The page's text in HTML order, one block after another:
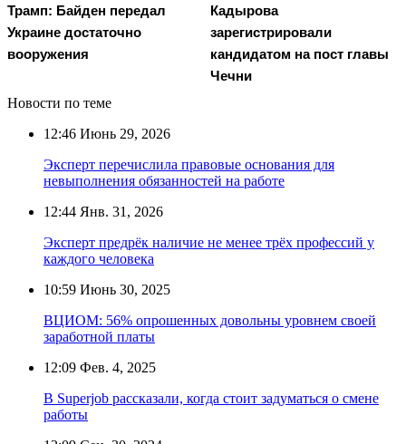
Трамп: Байден передал
Украине достаточно
вооружения
Кадырова
зарегистрировали
кандидатом на пост главы
Чечни
Новости по теме
12:46 Июнь 29, 2026
Эксперт перечислила правовые основания для
невыполнения обязанностей на работе
12:44 Янв. 31, 2026
Эксперт предрёк наличие не менее трёх профессий у
каждого человека
10:59 Июнь 30, 2025
ВЦИОМ: 56% опрошенных довольны уровнем своей
заработной платы
12:09 Фев. 4, 2025
В Superjob рассказали, когда стоит задуматься о смене
работы